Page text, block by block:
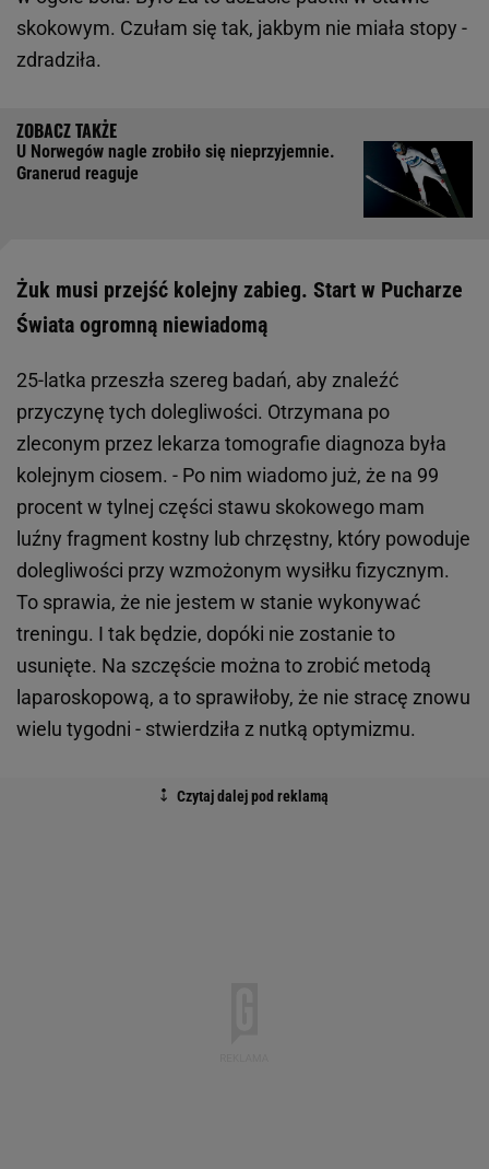
skokowym. Czułam się tak, jakbym nie miała stopy -
zdradziła.
U Norwegów nagle zrobiło się nieprzyjemnie.
Granerud reaguje
Żuk musi przejść kolejny zabieg. Start w Pucharze
Świata ogromną niewiadomą
25-latka przeszła szereg badań, aby znaleźć
przyczynę tych dolegliwości. Otrzymana po
zleconym przez lekarza tomografie diagnoza była
kolejnym ciosem. - Po nim wiadomo już, że na 99
procent w tylnej części stawu skokowego mam
luźny fragment kostny lub chrzęstny, który powoduje
dolegliwości przy wzmożonym wysiłku fizycznym.
To sprawia, że nie jestem w stanie wykonywać
treningu. I tak będzie, dopóki nie zostanie to
usunięte. Na szczęście można to zrobić metodą
laparoskopową, a to sprawiłoby, że nie stracę znowu
wielu tygodni - stwierdziła z nutką optymizmu.